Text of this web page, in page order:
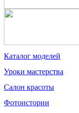
Каталог моделей
Уроки мастерства
Салон красоты
Фотоистории